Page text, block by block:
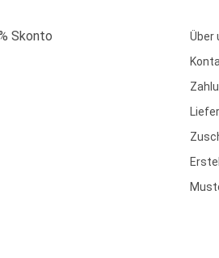
Skonto
Über